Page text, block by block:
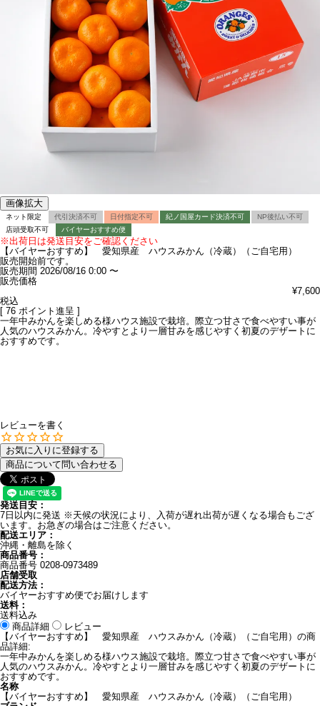
画像拡大
ネット限定 代引決済不可 日付指定不可 紀ノ国屋カード決済不可
NP後払い不可
店頭受取不可
バイヤーおすすめ便
※出荷日は発送目安をご確認ください
【バイヤーおすすめ】 愛知県産 ハウスみかん（冷蔵）（ご自宅用）
販売開始前です。
販売期間 2026/08/16 0:00 〜
販売価格
¥7,600
税込
[ 76 ポイント進呈 ]
一年中みかんを楽しめる様ハウス施設で栽培。際立つ甘さで食べやすい事が
人気のハウスみかん。冷やすとより一層甘みを感じやすく初夏のデザートに
おすすめです。
レビューを書く
お気に入りに登録する
商品について問い合わせる
発送目安：
7日以内に発送 ※天候の状況により、入荷が遅れ出荷が遅くなる場合もござ
います。お急ぎの場合はご注意ください。
配送エリア：
沖縄・離島を除く
商品番号：
商品番号 0208-0973489
店舗受取
配送方法：
バイヤーおすすめ便でお届けします
送料：
送料込み
商品詳細
レビュー
【バイヤーおすすめ】 愛知県産 ハウスみかん（冷蔵）（ご自宅用）の商
品詳細:
一年中みかんを楽しめる様ハウス施設で栽培。際立つ甘さで食べやすい事が
人気のハウスみかん。冷やすとより一層甘みを感じやすく初夏のデザートに
おすすめです。
名称
【バイヤーおすすめ】 愛知県産 ハウスみかん（冷蔵）（ご自宅用）